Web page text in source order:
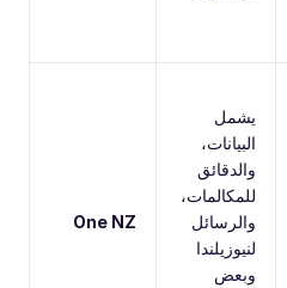
يشمل
البيانات،
والدقائق
للمكالمات،
والرسائل
لنيوزيلندا
وبعض
One NZ